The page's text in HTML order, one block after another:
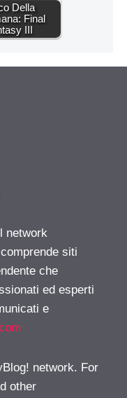
Della
Final
III
network
siti
che
ed esperti
e
network. For
other